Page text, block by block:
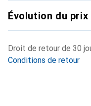
Évolution du prix
Droit de retour de 30
Conditions de retour